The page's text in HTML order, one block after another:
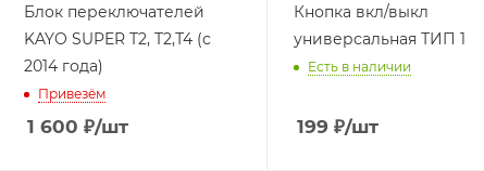
Блок переключателей
KAYO SUPER T2, T2,Т4 (с
2014 года)
Привезём
1 600 ₽/шт
Кнопка вкл/выкл
универсальная ТИП 1
Есть в наличии
199 ₽/шт